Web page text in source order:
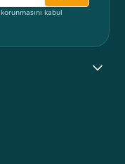
korunmasını kabul